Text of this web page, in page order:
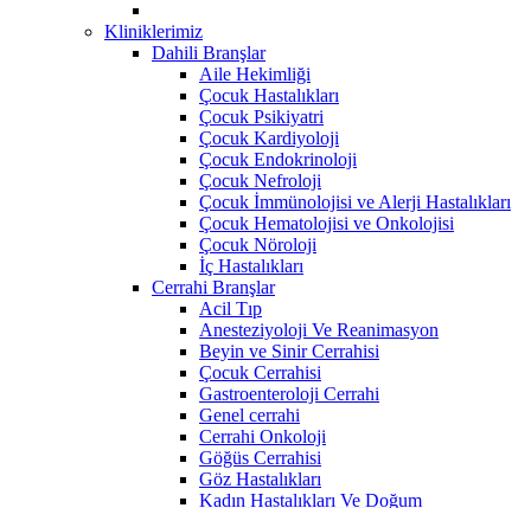
Kliniklerimiz
Dahili Branşlar
Aile Hekimliği
Çocuk Hastalıkları
Çocuk Psikiyatri
Çocuk Kardiyoloji
Çocuk Endokrinoloji
Çocuk Nefroloji
Çocuk İmmünolojisi ve Alerji Hastalıkları
Çocuk Hematolojisi ve Onkolojisi
Çocuk Nöroloji
İç Hastalıkları
Cerrahi Branşlar
Acil Tıp
Anesteziyoloji Ve Reanimasyon
Beyin ve Sinir Cerrahisi
Çocuk Cerrahisi
Gastroenteroloji Cerrahi
Genel cerrahi
Cerrahi Onkoloji
Göğüs Cerrahisi
Göz Hastalıkları
Kadın Hastalıkları Ve Doğum